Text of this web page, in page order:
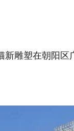
雕塑在朝阳区